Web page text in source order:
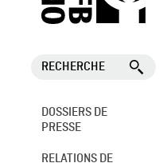
RECHERCHE
DOSSIERS DE
PRESSE
RELATIONS DE